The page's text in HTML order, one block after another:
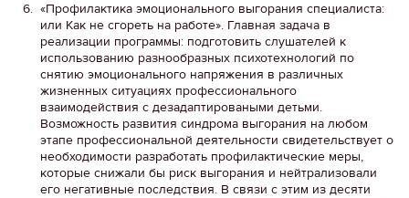
«Профилактика эмоционального выгорания специалиста:
или Как не сгореть на работе». Главная задача в
реализации программы: подготовить слушателей к
использованию разнообразных психотехнологий по
снятию эмоционального напряжения в различных
жизненных ситуациях профессионального
взаимодействия с дезадаптироваными детьми.
Возможность развития синдрома выгорания на любом
этапе профессиональной деятельности свидетельствует о
необходимости разработать профилактические меры,
которые снижали бы риск выгорания и нейтрализовали
его негативные последствия. В связи с этим из десяти